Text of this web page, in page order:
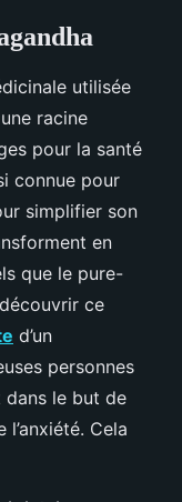
utilisée
racine
pour la santé
connue pour
simplifier son
en
que le pure-
ce
d’un
personnes
dans le but de
Cela